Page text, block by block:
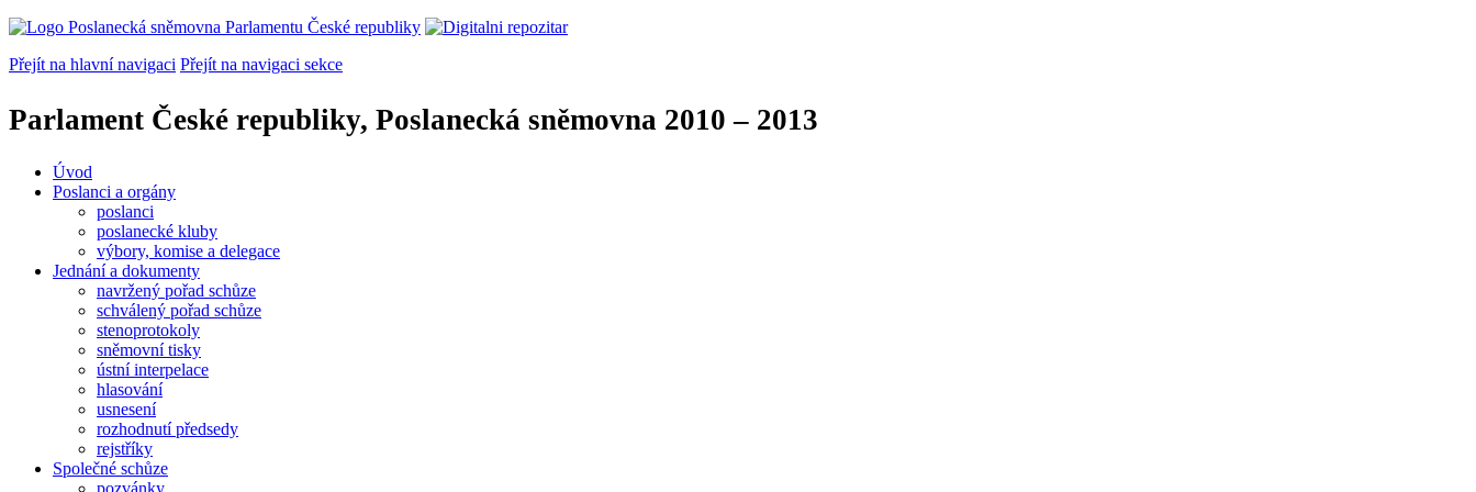
Přejít na hlavní navigaci Přejít na navigaci sekce
Parlament České republiky, Poslanecká sněmovna 2010 – 2013
Úvod
Poslanci a orgány
poslanci
poslanecké kluby
výbory, komise a delegace
Jednání a dokumenty
navržený pořad schůze
schválený pořad schůze
stenoprotokoly
sněmovní tisky
ústní interpelace
hlasování
usnesení
rozhodnutí předsedy
rejstříky
Společné schůze
pozvánky